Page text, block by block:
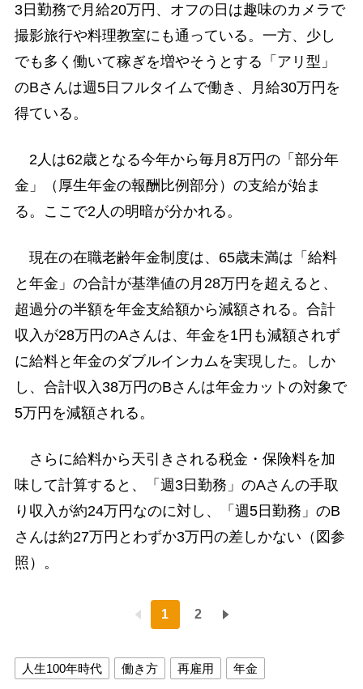
3日勤務で月給20万円、オフの日は趣味のカメラで
撮影旅行や料理教室にも通っている。一方、少し
でも多く働いて稼ぎを増やそうとする「アリ型」
のBさんは週5日フルタイムで働き、月給30万円を
得ている。
2人は62歳となる今年から毎月8万円の「部分年
金」（厚生年金の報酬比例部分）の支給が始ま
る。ここで2人の明暗が分かれる。
現在の在職老齢年金制度は、65歳未満は「給料
と年金」の合計が基準値の月28万円を超えると、
超過分の半額を年金支給額から減額される。合計
収入が28万円のAさんは、年金を1円も減額されず
に給料と年金のダブルインカムを実現した。しか
し、合計収入38万円のBさんは年金カットの対象で
5万円を減額される。
さらに給料から天引きされる税金・保険料を加
味して計算すると、「週3日勤務」のAさんの手取
り収入が約24万円なのに対し、「週5日勤務」のB
さんは約27万円とわずか3万円の差しかない（図参
照）。
1 2
人生100年時代 働き方 再雇用 年金